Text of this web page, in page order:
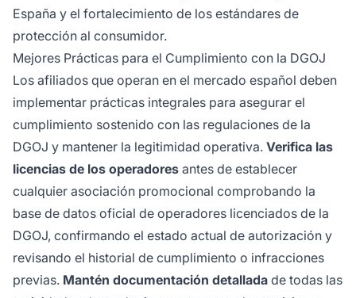
España y el fortalecimiento de los estándares de
protección al consumidor.
Mejores Prácticas para el Cumplimiento con la DGOJ
Los afiliados que operan en el mercado español deben
implementar prácticas integrales para asegurar el
cumplimiento sostenido con las regulaciones de la
DGOJ y mantener la legitimidad operativa. Verifica las
licencias de los operadores antes de establecer
cualquier asociación promocional comprobando la
base de datos oficial de operadores licenciados de la
DGOJ, confirmando el estado actual de autorización y
revisando el historial de cumplimiento o infracciones
previas. Mantén documentación detallada de todas las